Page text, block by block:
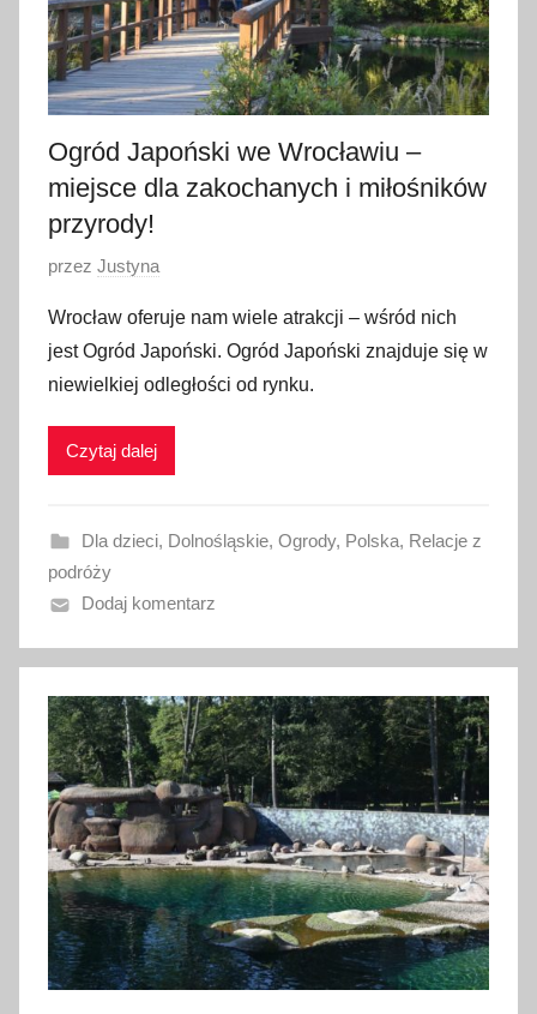
d
a
2
0
0
Ogród Japoński we Wrocławiu –
miejsce dla zakochanych i miłośników
przyrody!
O
u
b
l
i
a
n
o
l
i
s
t
o
p
a
d
a
2
0
przez Justyna
Wrocław oferuje nam wiele atrakcji – wśród nich
jest Ogród Japoński. Ogród Japoński znajduje się w
niewielkiej odległości od rynku.
Czytaj dalej
Dla dzieci, Dolnośląskie, Ogrody, Polska, Relacje z
podróży
Dodaj komentarz